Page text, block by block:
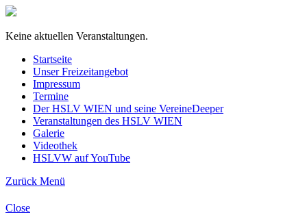
Keine aktuellen Veranstaltungen.
Startseite
Unser Freizeitangebot
Impressum
Termine
Der HSLV WIEN und seine VereineDeeper
Veranstaltungen des HSLV WIEN
Galerie
Videothek
HSLVW auf YouTube
Zurück Menü
Close